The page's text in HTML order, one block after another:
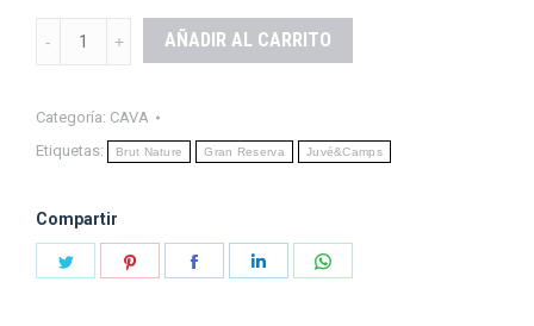
GRAN
RESERVA
NATURE
quantity
AÑADIR AL CARRITO
Categoría: CAVA
Etiquetas:
Brut Nature Gran Reserva Juvé&Camps
Compartir